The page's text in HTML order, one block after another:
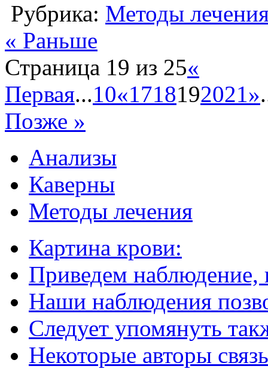
Рубрика: Методы
« Раньше
Страница 19 из 25«
Первая...10«1718192021»
Позже »
Анализы
Каверны
Методы лечения
Картина крови:
Приведем
Наши наблюдения
Следует упомянуть
Некоторые авторы